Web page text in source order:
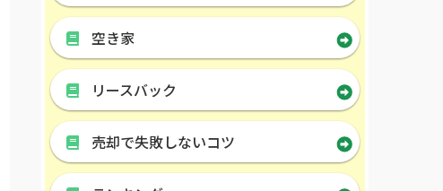
空き家
リースバック
売却で失敗しないコツ